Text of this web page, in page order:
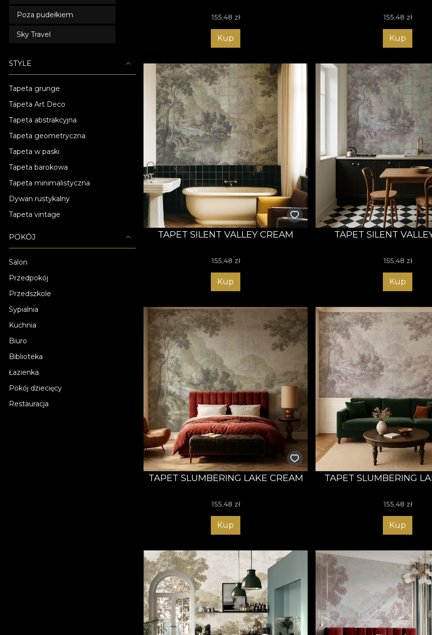
Poza pudełkiem
Sky Travel
STYLE
Tapeta grunge
Tapeta Art Deco
Tapeta abstrakcyjna
Tapeta geometryczna
Tapeta w paski
Tapeta barokowa
Tapeta minimalistyczna
Dywan rustykalny
Tapeta vintage
POKÓJ
Salon
Przedpokój
Przedszkole
Sypialnia
Kuchnia
Biuro
Biblioteka
Łazienka
Pokój dziecięcy
Restauracja
155,48 zł
Kup
155,48 zł
Kup
TAPET SILENT VALLEY CREAM
155,48 zł
Kup
TAPET SILENT
155,48 zł
Kup
TAPET SLUMBERING LAKE CREAM
155,48 zł
Kup
TAPET SLUMBERING
155,48 zł
Kup